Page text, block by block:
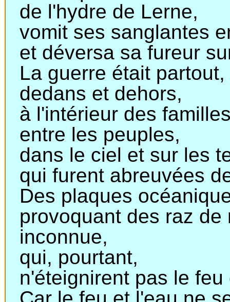
de l'hydre de Lerne,
vomit ses sanglantes
et déversa sa fureur
La guerre était partout,
dedans et dehors,
à l'intérieur des
entre les peuples,
dans le ciel et sur les
qui furent abreuvées
Des plaques
provoquant des raz de
inconnue,
qui, pourtant,
n'éteignirent pas le